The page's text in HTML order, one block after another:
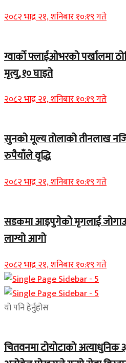
२०८२ भाद्र २१, शनिबार १०:१९ गते
ग्वार्को फ्लाईओभरको पर्खालमा
मृत्यु, १० घाइते
२०८२ भाद्र २१, शनिबार १०:१९ गते
सुनको मूल्य तोलाको तीनलाख
रुपैयाँले वृद्धि
२०८२ भाद्र २१, शनिबार १०:१९ गते
सडकमा आइपुगेको मृगलाई
लाग्यो आगो
२०८२ भाद्र २१, शनिबार १०:१९ गते
यो पनि हेर्नुहोस
चितवनमा टोयोटाको अत्याधुनिक